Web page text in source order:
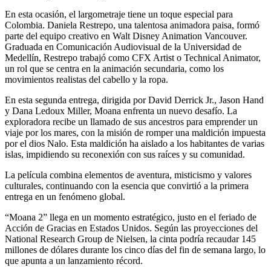
En esta ocasión, el largometraje tiene un toque especial para
Colombia. Daniela Restrepo, una talentosa animadora paisa, formó
parte del equipo creativo en Walt Disney Animation Vancouver.
Graduada en Comunicación Audiovisual de la Universidad de
Medellín, Restrepo trabajó como CFX Artist o Technical Animator,
un rol que se centra en la animación secundaria, como los
movimientos realistas del cabello y la ropa.
En esta segunda entrega, dirigida por David Derrick Jr., Jason Hand
y Dana Ledoux Miller, Moana enfrenta un nuevo desafío. La
exploradora recibe un llamado de sus ancestros para emprender un
viaje por los mares, con la misión de romper una maldición impuesta
por el dios Nalo. Esta maldición ha aislado a los habitantes de varias
islas, impidiendo su reconexión con sus raíces y su comunidad.
La película combina elementos de aventura, misticismo y valores
culturales, continuando con la esencia que convirtió a la primera
entrega en un fenómeno global.
“Moana 2” llega en un momento estratégico, justo en el feriado de
Acción de Gracias en Estados Unidos. Según las proyecciones del
National Research Group de Nielsen, la cinta podría recaudar 145
millones de dólares durante los cinco días del fin de semana largo, lo
que apunta a un lanzamiento récord.